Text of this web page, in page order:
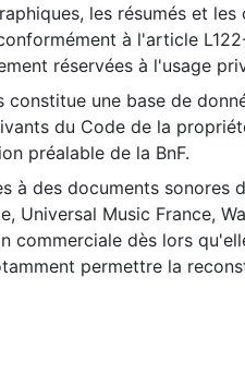
les résumés et
à l'article
réservées à l'usage
constitue une base de
du Code de la
préalable de la BnF.
à des documents sonores
Universal Music France,
commerciale dès lors
permettre la